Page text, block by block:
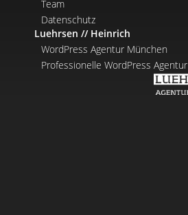
Team
Datenschutz
Luehrsen // Heinrich
WordPress Agentur München
Professionelle WordPress Agentur